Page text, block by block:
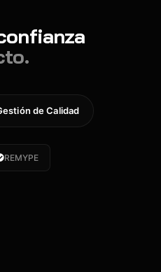
de Calidad
REMYPE